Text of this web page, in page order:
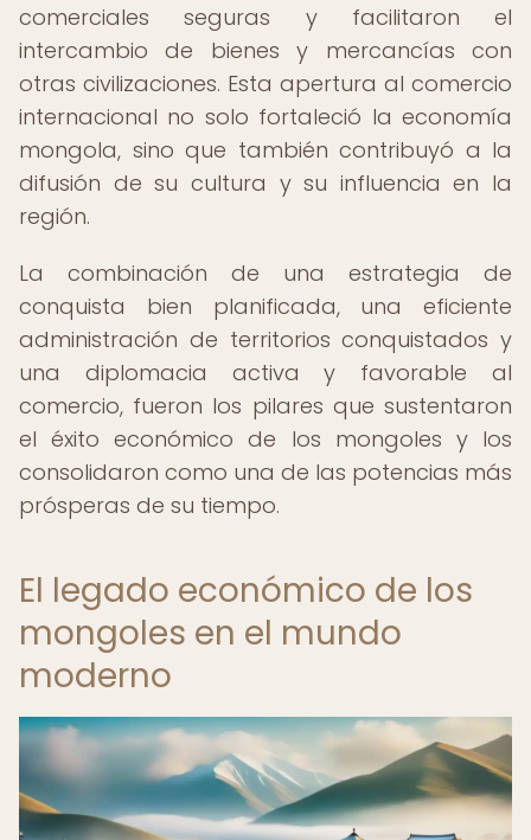
comerciales seguras y facilitaron el
intercambio de bienes y mercancías con
otras civilizaciones. Esta apertura al comercio
internacional no solo fortaleció la economía
mongola, sino que también contribuyó a la
difusión de su cultura y su influencia en la
región.
La combinación de una estrategia de
conquista bien planificada, una eficiente
administración de territorios conquistados y
una diplomacia activa y favorable al
comercio, fueron los pilares que sustentaron
el éxito económico de los mongoles y los
consolidaron como una de las potencias más
prósperas de su tiempo.
El legado económico de los
mongoles en el mundo
moderno